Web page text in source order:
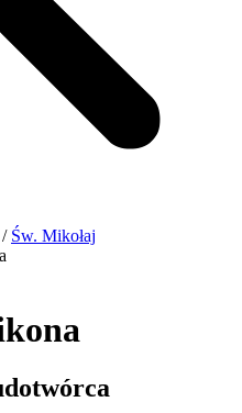
/ Św. Mikołaj